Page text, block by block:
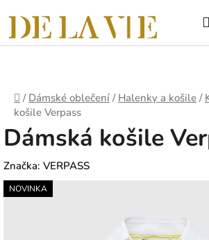
na
obsah
Domů
/ Dámské oblečení / Halenky a košile /
košile Verpass
Dámská košile
Značka: VERPASS
NOVINKA